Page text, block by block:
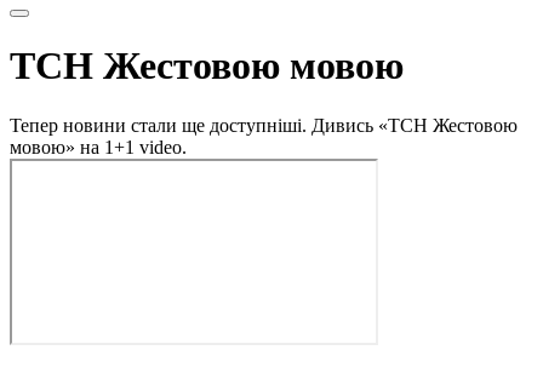
ТСН Жестовою мовою
Тепер новини стали ще доступніші. Дивись «ТСН Жестовою
мовою» на 1+1 video.